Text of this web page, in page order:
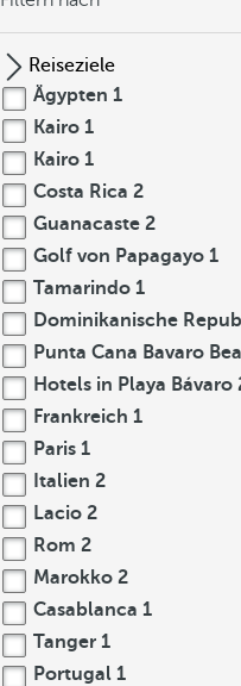
Reiseziele
Ägypten 1
Kairo 1
Kairo 1
Costa Rica 2
Guanacaste 2
Golf von Papagayo 1
Tamarindo 1
Dominikanische
Punta Cana Bavaro
Hotels in Playa Bávaro
Frankreich 1
Paris 1
Italien 2
Lacio 2
Rom 2
Marokko 2
Casablanca 1
Tanger 1
Portugal 1